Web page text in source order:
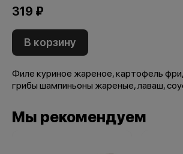
319 ₽
В корзину
Филе куриное жареное, картофель
грибы шампиньоны жареные, лаваш,
Мы рекомендуем